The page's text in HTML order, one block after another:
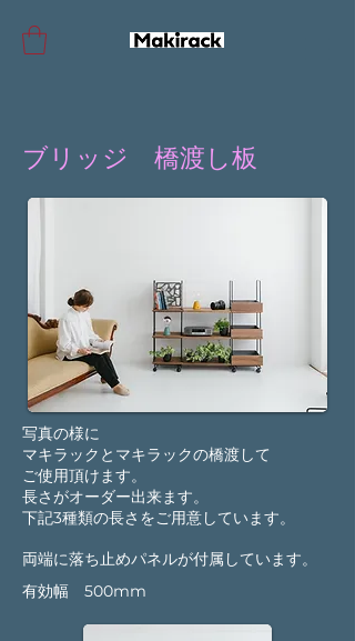
ブリッジ 橋渡し板
写真の様に
マキラックと マキラックの橋渡して
ご使用頂けます。
長さがオーダー出来ます。
下記3種類の長さをご用意しています。
​両端に落ち止めパネルが付属しています。
有効幅 500mm